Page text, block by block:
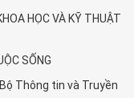
HỌC VÀ KỸ THUẬT
SỐNG
Thông tin và Truyền